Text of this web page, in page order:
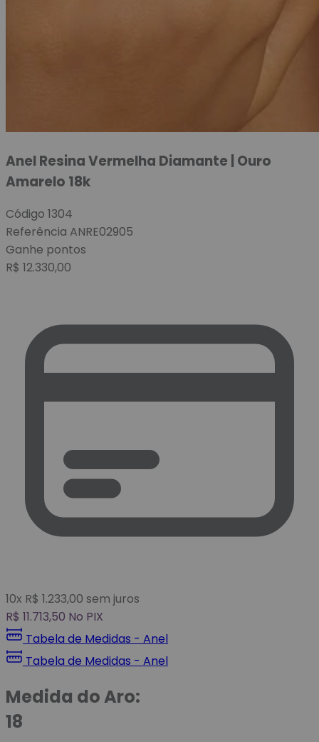
Anel Resina Vermelha Diamante | Ouro
Amarelo 18k
Código 1304
Referência ANRE02905
Ganhe pontos
R$ 12.330,00
10x R$ 1.233,00 sem juros
R$ 11.713,50 No PIX
Tabela de Medidas - Anel
Tabela de Medidas - Anel
Medida do Aro:
18